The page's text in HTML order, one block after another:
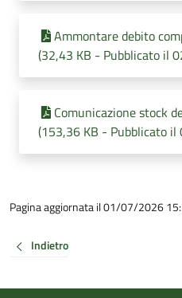
Ammontare debito
(32,43 KB - Pubblicato il
Comunicazione stock
(153,36 KB - Pubblicato
Pagina aggiornata il 01/07/2026
Indietro